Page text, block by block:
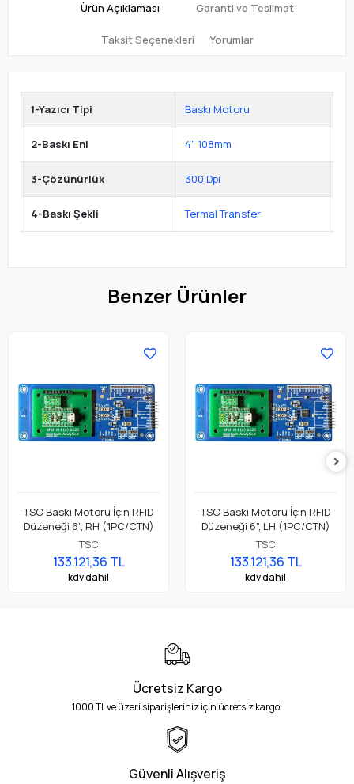
Ürün Açıklaması Garanti ve Teslimat
Taksit Seçenekleri Yorumlar
1-Yazıcı Tipi Baskı Motoru
2-Baskı Eni 4" 108mm
3-Çözünürlük 300 Dpi
4-Baskı Şekli Termal Transfer
Benzer Ürünler
TSC Baskı Motoru İçin RFID
Düzeneği 6”, RH (1PC/CTN)
TSC
133.121,36 TL
kdv dahil
TSC Baskı Motoru İçin RFID
Düzeneği 6”, LH (1PC/CTN)
TSC
133.121,36 TL
kdv dahil
Ücretsiz Kargo
1000 TL ve üzeri siparişleriniz için ücretsiz kargo!
Güvenli Alışveriş